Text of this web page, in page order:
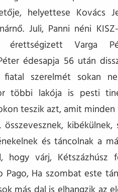
helyettese Kovács
Juli, Panni néni
Varga
édesapja 56 után
fiatal szerelmét sokan
többi lakója is pesti
teszik azt, amit
kibékülnek,
és táncolnak a
hogy várj, Kétszázhúsz
Pago, Ha szombat este